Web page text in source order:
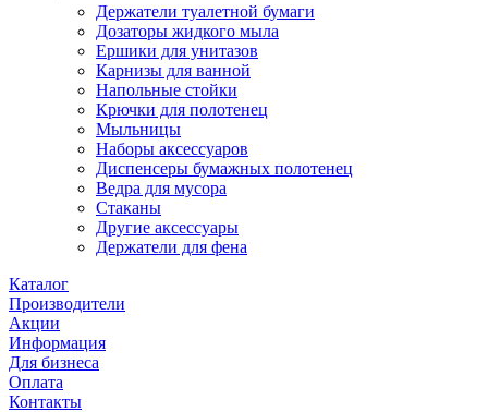
Держатели туалетной бумаги
Дозаторы жидкого мыла
Ершики для унитазов
Карнизы для ванной
Напольные стойки
Крючки для полотенец
Мыльницы
Наборы аксессуаров
Диспенсеры бумажных полотенец
Ведра для мусора
Стаканы
Другие аксессуары
Держатели для фена
Каталог
Производители
Акции
Информация
Для бизнеса
Оплата
Контакты